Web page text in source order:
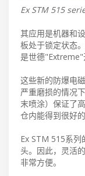
Ex STM 515
其应用是机器和
板处于锁定状态
是世德"Extreme"
这些新的防爆电
严重磨损的情况
末喷涂）保证了
仓内能得到很好的
Ex STM 515系列
头。因此，灵活
非常方便。